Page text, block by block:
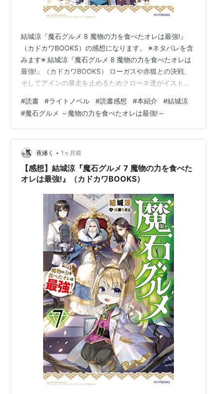
結城涼『魔石グルメ 8 魔物の力を食べたオレは最強!』
（カドカワBOOKS）の感想になります。 ※ネタバレを含
みます※ 結城涼『魔石グルメ 8 魔物の力を食べたオレは
最強!』（カドカワBOOKS） ローガスや赤狐との決戦、
そしてアインの暴走を止めるためクローネ達がイストに
グルメ 8 魔物の力を食べたオレは最強!』（カドカワ
BOOKS） 魔石グルメ ８ 魔物の力を食べたオレは最強！
(カドカワBOOKS) 作者:結城 涼 KADOKAWA Amazon ロ
ーガスや赤狐との決戦、そしてアインの暴走を止めるた
めクローネ達がイストに赴く最終決戦のシ…
#読書 #ライトノベル #読書感想 #本紹介 #結城涼
#魔石グルメ ～魔物の力を食べたオレは最強!～
夜繙く • 1ヶ月前
【感想】結城涼『魔石グルメ 7 魔物の力を食べた
オレは最強!』（カドカワBOOKS）